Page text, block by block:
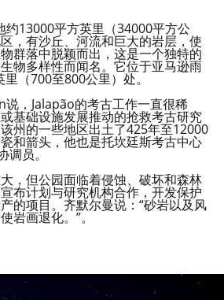
约13000平方英里（34000平方公
，有沙丘、河流和巨大的岩层，使
群落中脱颖而出，这是一个独特的
物多样性而闻名。它位于亚马逊雨
（700至800公里）处。
，Jalapão的考古工作一直很稀
基础设施发展推动的抢救考古研究
州的一些地区出土了425年至12000
和箭头，他也是托坎廷斯考古中心
调员。
，但公园面临着侵蚀、破坏和森林
布计划与研究机构合作，开发保护
的项目。齐默尔曼说：“砂岩以及风
岩画退化。”。